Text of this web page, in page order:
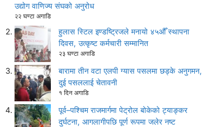
उद्योग वाणिज्य संघको अनुरोध
२२ घण्टा अगाडि
हुलास स्टिल इण्डष्ट्रिजले मनायो ४५औँ स्थापना
दिवस, उत्कृष्ट कर्मचारी सम्मानित
२३ घण्टा अगाडि
बारामा तीन वटा एलपी ग्यास पसलमा छड्के अनुगमन,
दुई पसललाई चेतावनी
१ दिन अगाडि
पूर्व–पश्चिम राजमार्गमा पेट्रोल बोकेको ट्याङ्कर
दुर्घटना, आगलागीपछि पूर्ण रूपमा जलेर नष्ट